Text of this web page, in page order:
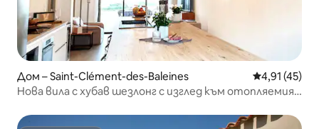
Дом – Saint-Clément-des-Baleines Средна
4,91 (45)
Нова вила с хубав шезлонг с изглед към отопляемия